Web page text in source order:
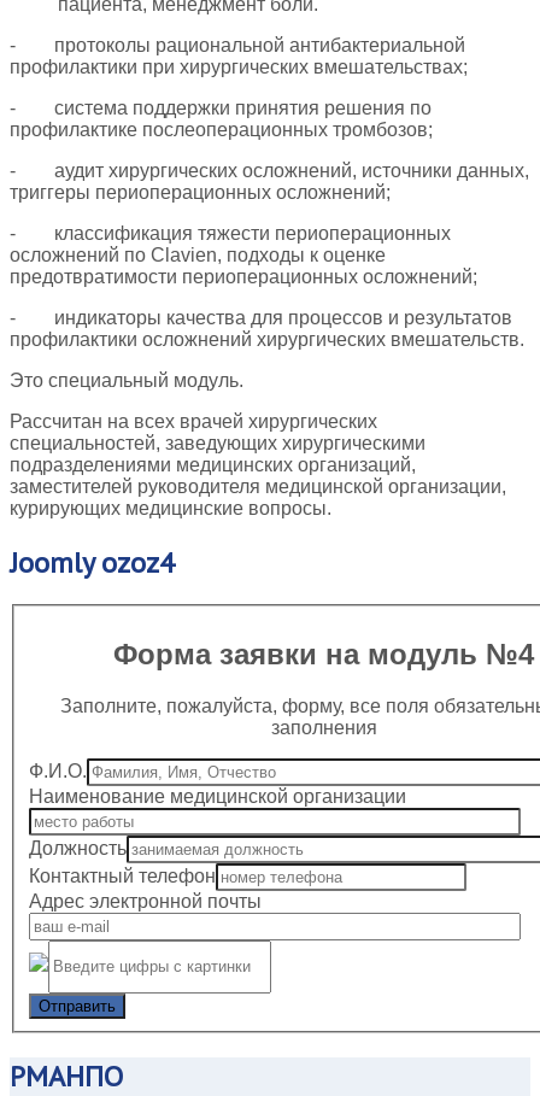
- протоколы рациональной антибактериальной
профилактики при хирургических вмешательствах;
- система поддержки принятия решения по
профилактике послеоперационных тромбозов;
- аудит хирургических осложнений, источники данных,
триггеры периоперационных осложнений;
- классификация тяжести периоперационных
осложнений по Clavien, подходы к оценке
предотвратимости периоперационных осложнений;
- индикаторы качества для процессов и результатов
профилактики осложнений хирургических вмешательств.
Это специальный модуль.
Рассчитан на всех врачей хирургических
специальностей, заведующих хирургическими
подразделениями медицинских организаций,
заместителей руководителя медицинской организации,
курирующих медицинские вопросы.
Joomlyozoz4
Форма заявки на модуль №4
Заполните, пожалуйста, форму, все поля
заполнения
Ф.И.О.
Наименование медицинской организации
Должность
Контактный телефон
Адрес электронной почты
Отправить
РМАНПО